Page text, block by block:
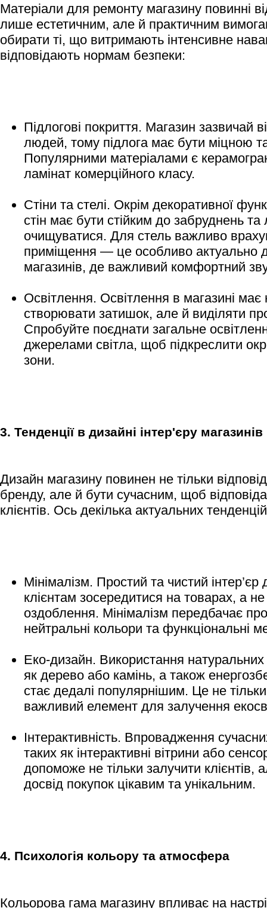
Матеріали для ремонту магазину повинні
лише естетичним, але й практичним
обирати ті, що витримають інтенсивне
відповідають нормам безпеки:
Підлогові покриття. Магазин зазвичай
людей, тому підлога має бути міцною
Популярними матеріалами є
ламінат комерційного класу.
Стіни та стелі. Окрім декоративної
стін має бути стійким до забруднень та
очищуватися. Для стель важливо
приміщення — це особливо актуально
магазинів, де важливий комфортний
Освітлення. Освітлення в магазині має
створювати затишок, але й виділяти
Спробуйте поєднати загальне
джерелами світла, щоб підкреслити
зони.
3. Тенденції в дизайні інтер'єру магазинів
Дизайн магазину повинен не тільки
бренду, але й бути сучасним, щоб
клієнтів. Ось декілька актуальних
Мінімалізм. Простий та чистий інтер’єр
клієнтам зосередитися на товарах, а
оздоблення. Мінімалізм передбачає
нейтральні кольори та функціональні
Еко-дизайн. Використання натуральних
як дерево або камінь, а також
стає дедалі популярнішим. Це не
важливий елемент для залучення
Інтерактивність. Впровадження
таких як інтерактивні вітрини або
допоможе не тільки залучити клієнтів,
досвід покупок цікавим та унікальним.
4. Психологія кольору та атмосфера
Кольорова гама магазину впливає на